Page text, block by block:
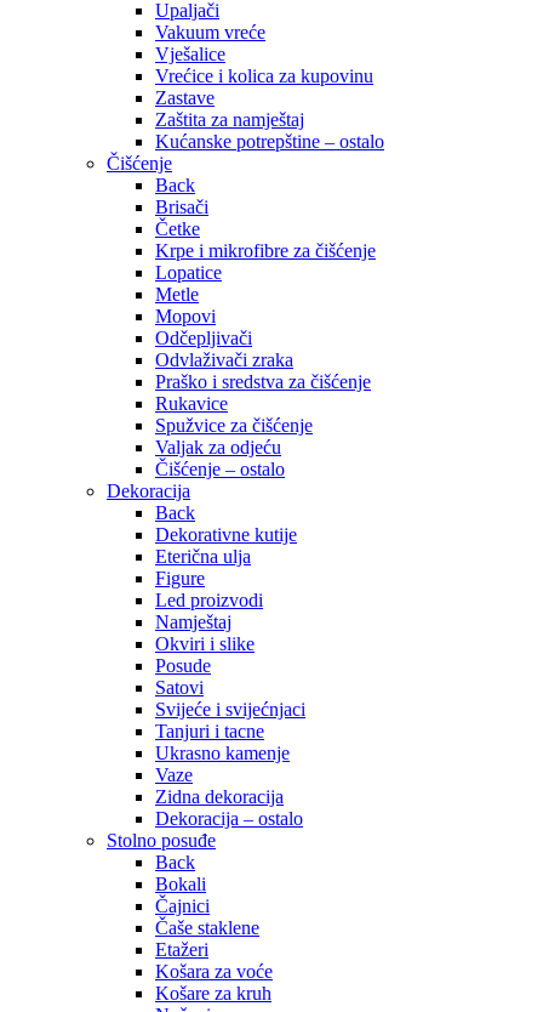
Upaljači
Vakuum vreće
Vješalice
Vrećice i kolica za kupovinu
Zastave
Zaštita za namještaj
Kućanske potrepštine – ostalo
Čišćenje
Back
Brisači
Četke
Krpe i mikrofibre za čišćenje
Lopatice
Metle
Mopovi
Odčepljivači
Odvlaživači zraka
Praško i sredstva za čišćenje
Rukavice
Spužvice za čišćenje
Valjak za odjeću
Čišćenje – ostalo
Dekoracija
Back
Dekorativne kutije
Eterična ulja
Figure
Led proizvodi
Namještaj
Okviri i slike
Posude
Satovi
Svijeće i svijećnjaci
Tanjuri i tacne
Ukrasno kamenje
Vaze
Zidna dekoracija
Dekoracija – ostalo
Stolno posuđe
Back
Bokali
Čajnici
Čaše staklene
Etažeri
Košara za voće
Košare za kruh